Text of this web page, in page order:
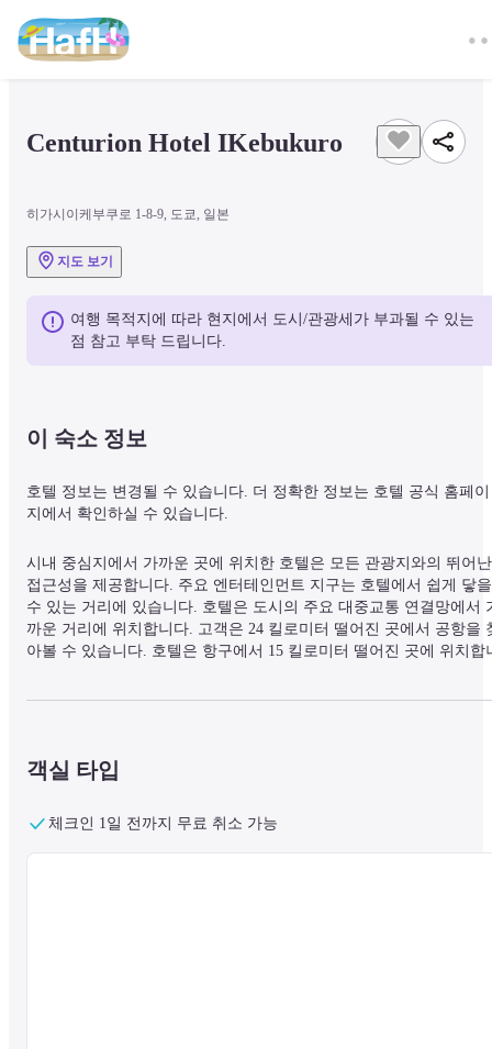
Centurion Hotel IKebukuro
히가시이케부쿠로 1-8-9, 도쿄, 일본
지도 보기
여행 목적지에 따라 현지에서 도시/관광세가 부과될 수 있는
점 참고 부탁 드립니다.
이 숙소 정보
호텔 정보는 변경될 수 있습니다. 더 정확한 정보는 호텔 공식 홈페이
지에서 확인하실 수 있습니다.
시내 중심지에서 가까운 곳에 위치한 호텔은 모든 관광지와의 뛰어난
접근성을 제공합니다. 주요 엔터테인먼트 지구는 호텔에서 쉽게 닿을
수 있는 거리에 있습니다. 호텔은 도시의 주요 대중교통 연결망에서
까운 거리에 위치합니다. 고객은 24 킬로미터 떨어진 곳에서 공항을
아볼 수 있습니다. 호텔은 항구에서 15 킬로미터 떨어진 곳에 위치합
차로 도착하는 이 숙박 시설에서 묵는 투숙객은 이곳의 주차 공간을
용할 수 있습니다. 이 서비스 중 일부는 추가 비용이 요구될 수 있습
객실 타입
체크인 1일 전까지 무료 취소 가능